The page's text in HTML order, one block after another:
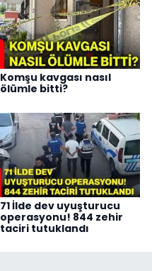
Komşu kavgası nasıl
ölümle bitti?
71 İlde dev uyuşturucu
operasyonu! 844 zehir
taciri tutuklandı